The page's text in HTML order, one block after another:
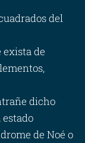
del
exista de
dicho
de Noé o